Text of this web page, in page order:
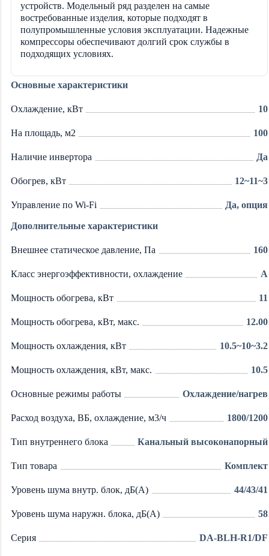
устройств. Модельный ряд разделен на самые
востребованные изделия, которые подходят в
полупромышленные условия эксплуатации. Надежные
компрессоры обеспечивают долгий срок службы в
подходящих условиях.
Основные характеристики
Охлаждение, кВт 10
На площадь, м2 100
Наличие инвертора Да
Обогрев, кВт 12~11~3
Управление по Wi-Fi Да, опция
Дополнительные характеристики
Внешнее статическое давление, Па 160
Класс энергоэффективности, охлаждение A
Мощность обогрева, кВт 11
Мощность обогрева, кВт, макс. 12.00
Мощность охлаждения, кВт 10.5~10~3.2
Мощность охлаждения, кВт, макс. 10.5
Основные режимы работы Охлаждение/нагрев
Расход воздуха, ВБ, охлаждение, м3/ч 1800/1200
Тип внутреннего блока Канальный высоконапорный
Тип товара Комплект
Уровень шума внутр. блок, дБ(А) 44/43/41
Уровень шума наружн. блока, дБ(А) 58
Серия DA-BLH-R1/DF